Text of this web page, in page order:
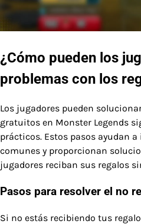
¿Cómo pueden los
problemas con los
Los jugadores pueden
gratuitos en Monster Legends
prácticos. Estos pasos ayudan
comunes y proporcionan
jugadores reciban sus regalos
Pasos para resolver el no
Si no estás recibiendo tus